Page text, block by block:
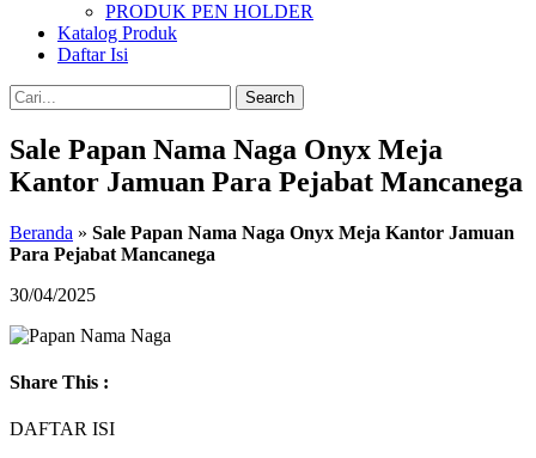
PRODUK PEN HOLDER
Katalog Produk
Daftar Isi
Search
Sale Papan Nama Naga Onyx Meja
Kantor Jamuan Para Pejabat Mancanega
Beranda » Sale Papan Nama Naga Onyx Meja Kantor Jamuan
Para Pejabat Mancanega
30/04/2025
Share This :
DAFTAR ISI